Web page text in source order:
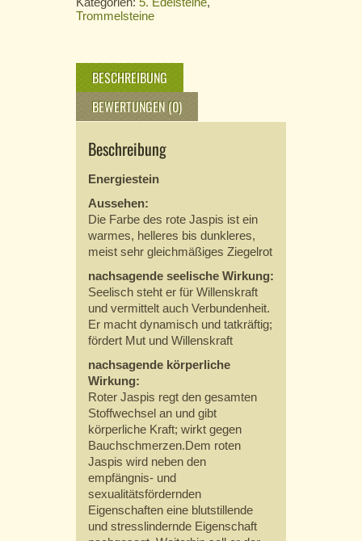
Trommelsteine
BESCHREIBUNG
BEWERTUNGEN (0)
Beschreibung
Energiestein
Aussehen:
Die Farbe des rote Jaspis ist ein
warmes, helleres bis dunkleres,
meist sehr gleichmäßiges Ziegelrot
nachsagende seelische Wirkung:
Seelisch steht er für Willenskraft
und vermittelt auch Verbundenheit.
Er macht dynamisch und tatkräftig;
fördert Mut und Willenskraft
nachsagende körperliche
Wirkung:
Roter Jaspis regt den gesamten
Stoffwechsel an und gibt
körperliche Kraft; wirkt gegen
Bauchschmerzen.Dem roten
Jaspis wird neben den
empfängnis- und
sexualitätsfördernden
Eigenschaften eine blutstillende
und stresslindernde Eigenschaft